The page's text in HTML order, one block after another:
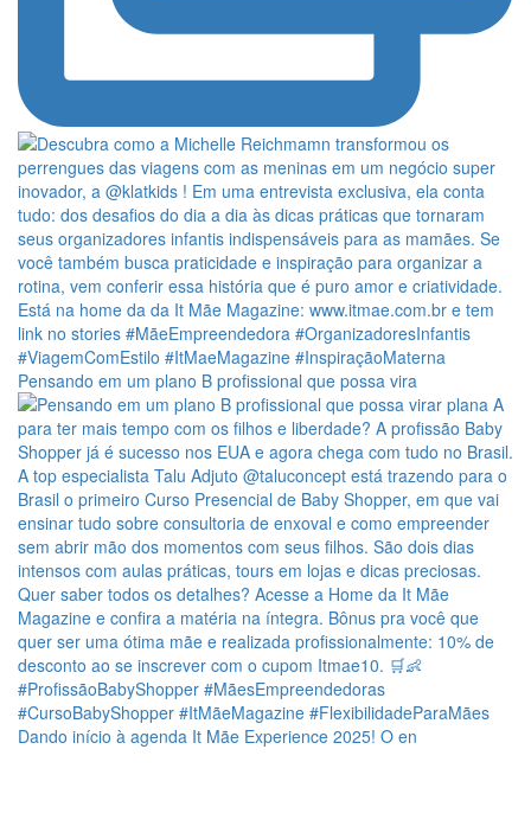
Pensando em um plano B profissional que possa vira
Dando início à agenda It Mãe Experience 2025! O en